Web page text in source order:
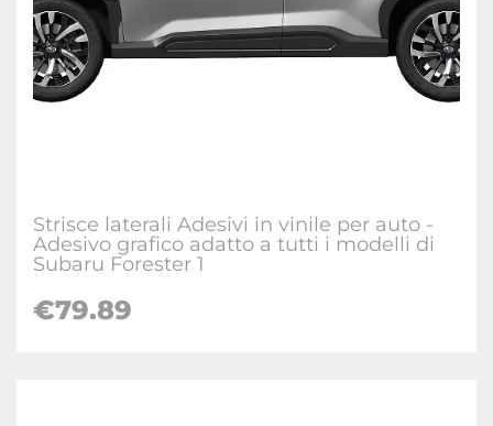
Strisce laterali Adesivi in vinile per auto -
Adesivo grafico adatto a tutti i modelli di
Subaru Forester 1
€79.89